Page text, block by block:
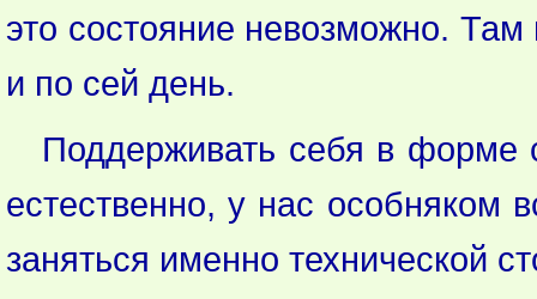
это состояние невозможно.
и по сей день.
Поддерживать себя в форме
естественно, у нас особняком
заняться именно технической